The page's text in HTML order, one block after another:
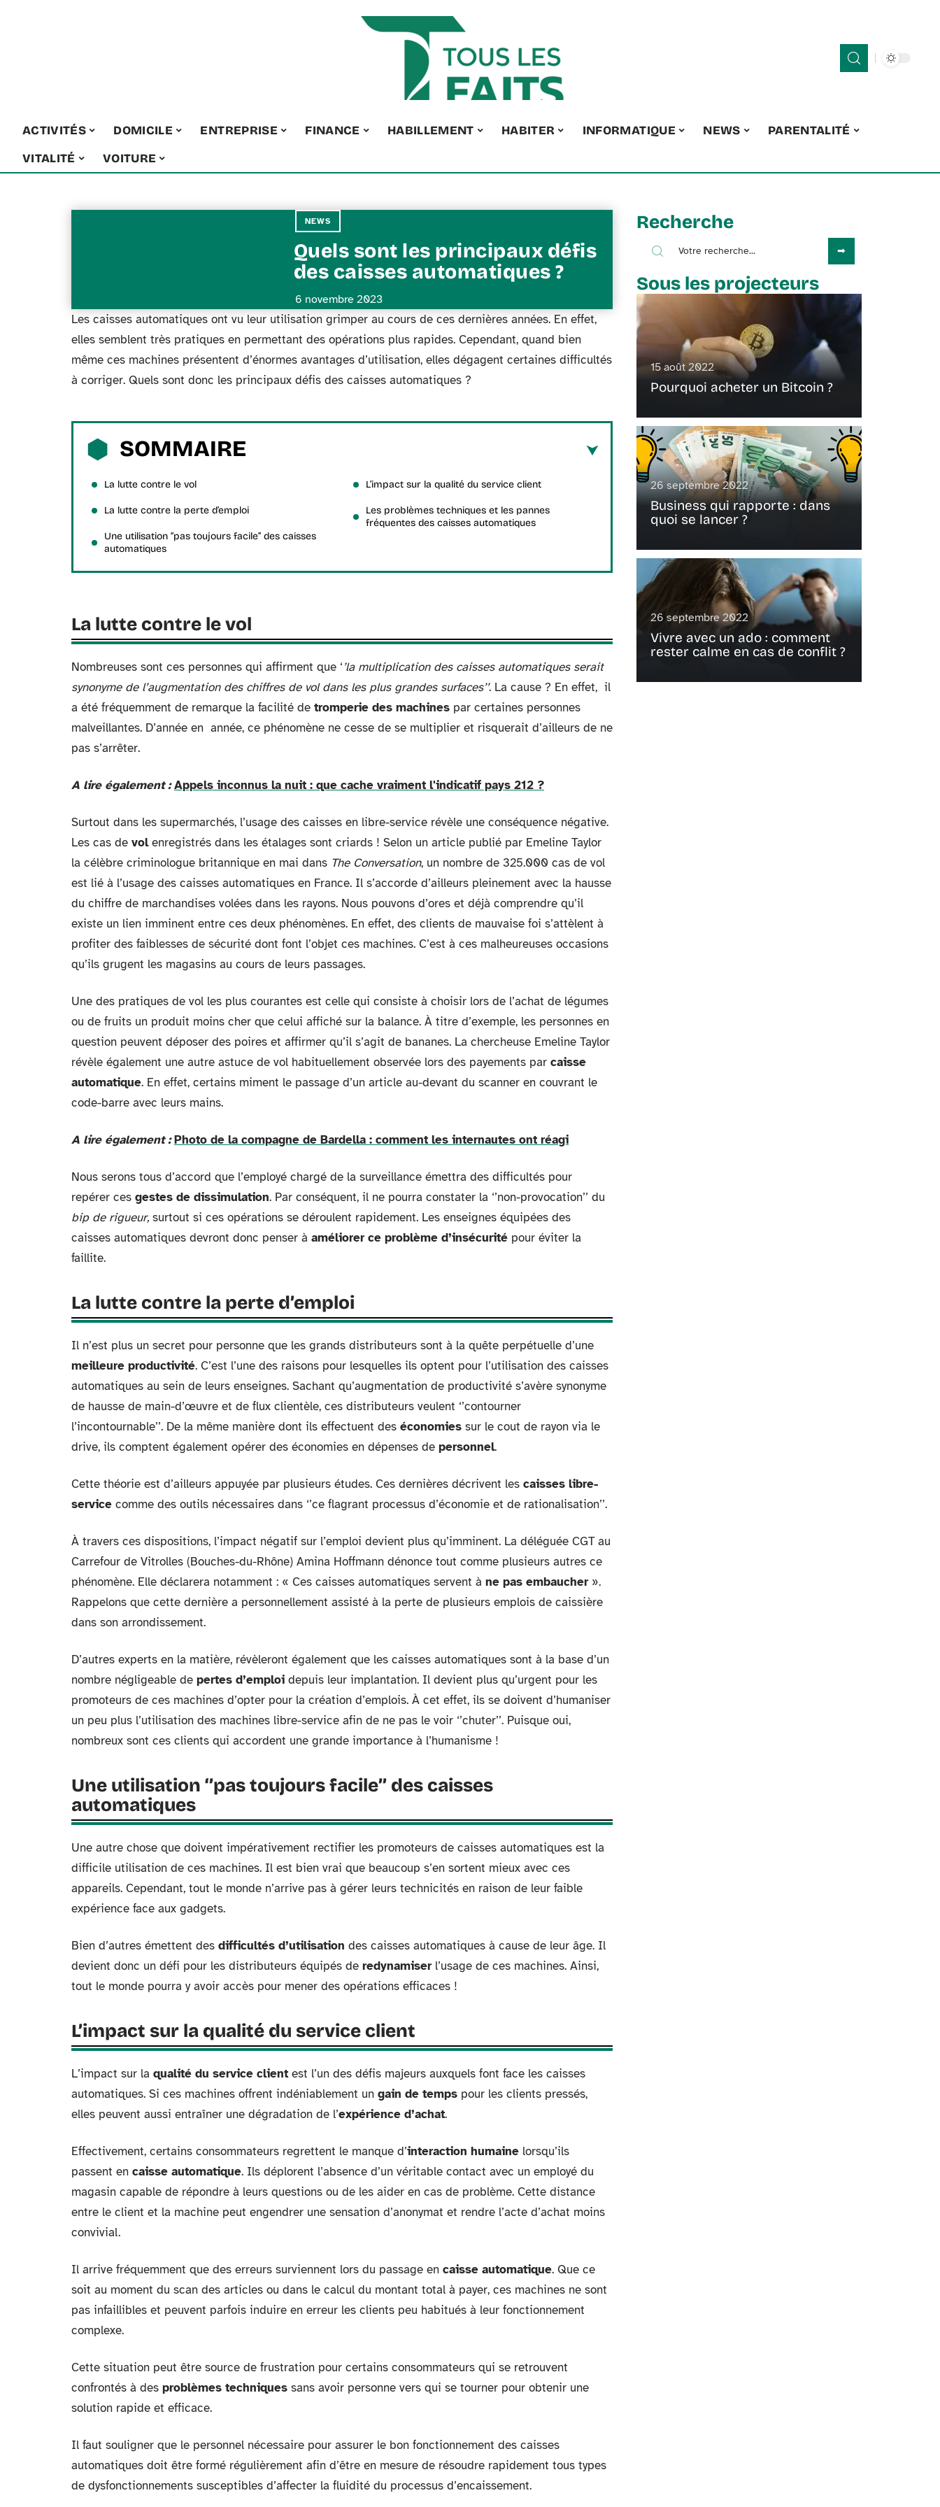
ACTIVITÉS DOMICILE ENTREPRISE FINANCE HABILLEMENT HABITER INFORMATIQUE NEWS
PARENTALITÉ
VITALITÉ
VOITURE
NEWS
Quels sont les principaux défis
des caisses automatiques ?
6 novembre 2023
Les caisses automatiques ont vu leur utilisation grimper au cours de ces dernières années. En effet,
elles semblent très pratiques en permettant des opérations plus rapides. Cependant, quand bien
même ces machines présentent d’énormes avantages d’utilisation, elles dégagent certaines difficultés
à corriger. Quels sont donc les principaux défis des caisses automatiques ?
SOMMAIRE
La lutte contre le vol
La lutte contre la perte d’emploi
Une utilisation ‘’pas toujours facile’’ des caisses
automatiques
L’impact sur la qualité du service client
Les problèmes techniques et les pannes
fréquentes des caisses automatiques
La lutte contre le vol
Nombreuses sont ces personnes qui affirment que ‘’la multiplication des caisses automatiques serait
synonyme de l’augmentation des chiffres de vol dans les plus grandes surfaces’’. La cause ? En effet, il
a été fréquemment de remarque la facilité de tromperie des machines par certaines personnes
malveillantes. D’année en année, ce phénomène ne cesse de se multiplier et risquerait d’ailleurs de ne
pas s’arrêter.
A lire également : Appels inconnus la nuit : que cache vraiment l'indicatif pays 212 ?
Surtout dans les supermarchés, l’usage des caisses en libre-service révèle une conséquence négative.
Les cas de volenregistrés dans les étalages sont criards ! Selon un article publié par Emeline Taylor
la célèbre criminologue britannique en mai dans The Conversation, un nombre de 325.000 cas de vol
est lié à l’usage des caisses automatiques en France. Il s’accorde d’ailleurs pleinement avec la hausse
du chiffre de marchandises volées dans les rayons. Nous pouvons d’ores et déjà comprendre qu’il
existe un lien imminent entre ces deux phénomènes. En effet, des clients de mauvaise foi s’attèlent à
profiter des faiblesses de sécurité dont font l’objet ces machines. C’est à ces malheureuses occasions
qu’ils grugent les magasins au cours de leurs passages.
Une des pratiques de vol les plus courantes est celle qui consiste à choisir lors de l’achat de légumes
ou de fruits un produit moins cher que celui affiché sur la balance. À titre d’exemple, les personnes en
question peuvent déposer des poires et affirmer qu’il s’agit de bananes. La chercheuse Emeline Taylor
révèle également une autre astuce de vol habituellement observée lors des payements par caisse
automatique. En effet, certains miment le passage d’un article au-devant du scanner en couvrant le
code-barre avec leurs mains.
A lire également : Photo de la compagne de Bardella : comment les internautes ont réagi
Nous serons tous d’accord que l’employé chargé de la surveillance émettra des difficultés pour
repérer ces gestes de dissimulation. Par conséquent, il ne pourra constater la ‘’non-provocation’’ du
bip de rigueur, surtout si ces opérations se déroulent rapidement. Les enseignes équipées des
caisses automatiques devront donc penser à améliorer ce problème d’insécurité pour éviter la
faillite.
La lutte contre la perte d’emploi
Il n’est plus un secret pour personne que les grands distributeurs sont à la quête perpétuelle d’une
meilleure productivité. C’est l’une des raisons pour lesquelles ils optent pour l’utilisation des caisses
automatiques au sein de leurs enseignes. Sachant qu’augmentation de productivité s’avère synonyme
de hausse de main-d’œuvre et de flux clientèle, ces distributeurs veulent ‘’contourner
l’incontournable’’. De la même manière dont ils effectuent des économies sur le cout de rayon via le
drive, ils comptent également opérer des économies en dépenses de personnel.
Cette théorie est d’ailleurs appuyée par plusieurs études. Ces dernières décrivent les caisses libre-
service comme des outils nécessaires dans ‘’ce flagrant processus d’économie et de rationalisation’’.
À travers ces dispositions, l’impact négatif sur l’emploi devient plus qu’imminent. La déléguée CGT au
Carrefour de Vitrolles (Bouches-du-Rhône) Amina Hoffmann dénonce tout comme plusieurs autres ce
phénomène. Elle déclarera notamment : « Ces caisses automatiques servent à ne pas embaucher ».
Rappelons que cette dernière a personnellement assisté à la perte de plusieurs emplois de caissière
dans son arrondissement.
D’autres experts en la matière, révèleront également que les caisses automatiques sont à la base d’un
nombre négligeable de pertes d’emploi depuis leur implantation. Il devient plus qu’urgent pour les
promoteurs de ces machines d’opter pour la création d’emplois. À cet effet, ils se doivent d’humaniser
un peu plus l’utilisation des machines libre-service afin de ne pas le voir ‘’chuter’’. Puisque oui,
nombreux sont ces clients qui accordent une grande importance à l’humanisme !
Une utilisation ‘’pas toujours facile’’ des caisses
automatiques
Une autre chose que doivent impérativement rectifier les promoteurs de caisses automatiques est la
difficile utilisation de ces machines. Il est bien vrai que beaucoup s’en sortent mieux avec ces
appareils. Cependant, tout le monde n’arrive pas à gérer leurs technicités en raison de leur faible
expérience face aux gadgets.
Bien d’autres émettent des difficultés d’utilisation des caisses automatiques à cause de leur âge. Il
devient donc un défi pour les distributeurs équipés de redynamiser l’usage de ces machines. Ainsi,
tout le monde pourra y avoir accès pour mener des opérations efficaces !
L’impact sur la qualité du service client
L’impact sur la qualité du service client est l’un des défis majeurs auxquels font face les caisses
automatiques. Si ces machines offrent indéniablement un gain de temps pour les clients pressés,
elles peuvent aussi entraîner une dégradation de l’expérience d’achat.
Effectivement, certains consommateurs regrettent le manque d’interaction humaine lorsqu’ils
passent en caisse automatique. Ils déplorent l’absence d’un véritable contact avec un employé du
magasin capable de répondre à leurs questions ou de les aider en cas de problème. Cette distance
entre le client et la machine peut engendrer une sensation d’anonymat et rendre l’acte d’achat moins
convivial.
Il arrive fréquemment que des erreurs surviennent lors du passage en caisse automatique. Que ce
soit au moment du scan des articles ou dans le calcul du montant total à payer, ces machines ne sont
pas infaillibles et peuvent parfois induire en erreur les clients peu habitués à leur fonctionnement
complexe.
Cette situation peut être source de frustration pour certains consommateurs qui se retrouvent
confrontés à des problèmes techniques sans avoir personne vers qui se tourner pour obtenir une
solution rapide et efficace.
Il faut souligner que le personnel nécessaire pour assurer le bon fonctionnement des caisses
automatiques doit être formé régulièrement afin d’être en mesure de résoudre rapidement tous types
de dysfonctionnements susceptibles d’affecter la fluidité du processus d’encaissement.
Recherche
Sous les projecteurs
15 août 2022
Pourquoi acheter un Bitcoin ?
26 septembre 2022
Business qui rapporte : dans
quoi se lancer ?
26 septembre 2022
Vivre avec un ado : comment
rester calme en cas de conflit ?